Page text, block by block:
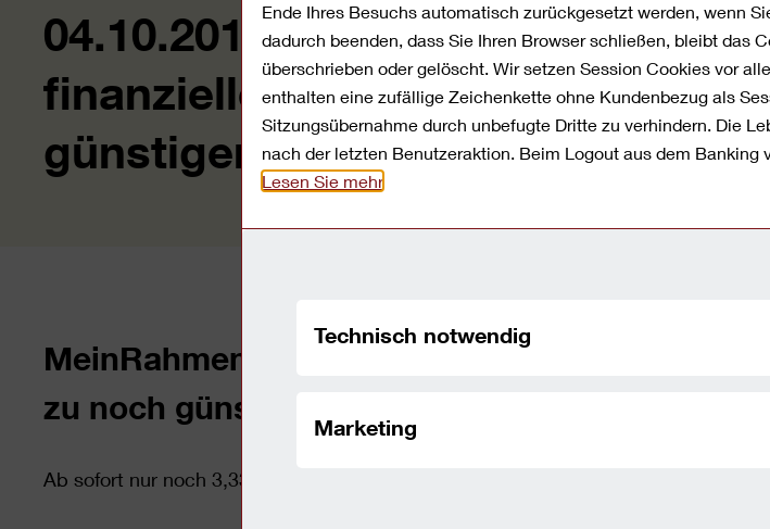
Ende Ihres Besuchs automatisch zurückgesetzt werden, wenn
dadurch beenden, dass Sie Ihren Browser schließen, bleibt das
überschrieben oder gelöscht. Wir setzen Session Cookies vor
enthalten eine zufällige Zeichenkette ohne Kundenbezug als
Sitzungsübernahme durch unbefugte Dritte zu verhindern. Die
nach der letzten Benutzeraktion. Beim Logout aus dem Banking
Lesen Sie mehr
Technisch notwendig
Marketing
04.10.2017: MeinRahmenKredit
finanzielle Freiheit jetzt zu noch
günstigeren Zinssätzen
MeinRahmenKredit – Die große finanzielle
zu noch günstigeren Zinssätzen
Ab sofort nur noch 3,33 Prozent effektiver Jahreszins*